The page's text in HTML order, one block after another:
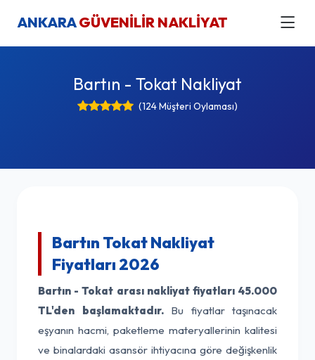
ANKARAGÜVENİLİR NAKLİYAT
Bartın - Tokat Nakliyat
(124 Müşteri Oylaması)
Bartın Tokat Nakliyat
Fiyatları 2026
Bartın - Tokat arası nakliyat fiyatları 45.000
TL'den başlamaktadır.Bu fiyatlar taşınacak
eşyanın hacmi, paketleme materyallerinin kalitesi
ve binalardaki asansör ihtiyacına göre değişkenlik